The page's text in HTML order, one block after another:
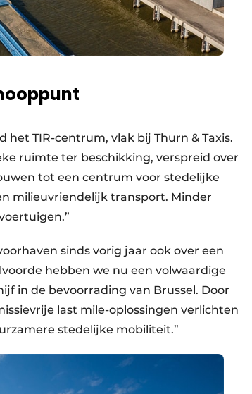
TIR-centrum, vlak bij Thurn & Taxis.
ruimte ter beschikking, verspreid over
tot een centrum voor stedelijke
milieuvriendelijk transport. Minder
sinds vorig jaar ook over een
hebben we nu een volwaardige
in de bevoorrading van Brussel. Door
last mile-oplossingen verlichten
stedelijke mobiliteit.”